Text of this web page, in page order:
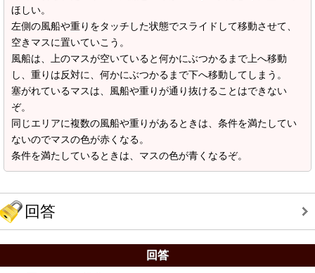
ほしい。
左側の風船や重りをタッチした状態でスライドして移動させて、
空きマスに置いていこう。
風船は、上のマスが空いていると何かにぶつかるまで上へ移動
し、重りは反対に、何かにぶつかるまで下へ移動してしまう。
塞がれているマスは、風船や重りが通り抜けることはできない
ぞ。
同じエリアに複数の風船や重りがあるときは、条件を満たしてい
ないのでマスの色が赤くなる。
条件を満たしているときは、マスの色が青くなるぞ。
回答
回答